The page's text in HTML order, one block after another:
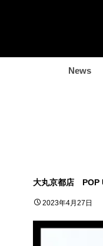
News
大丸京都店 POP
2023年4月27日